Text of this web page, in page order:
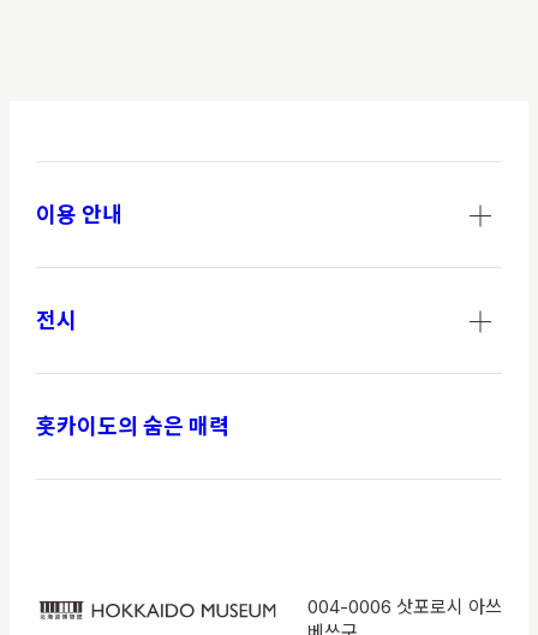
이용 안내
전시
홋카이도의 숨은 매력
HOKKAIDO
004-0006 삿포로시 아쓰